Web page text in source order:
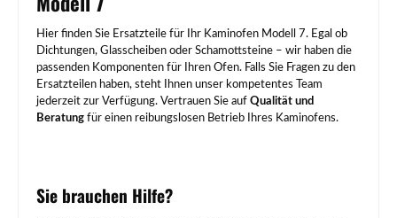
Hier finden Sie Ersatzteile für Ihr Kaminofen Modell 7. Egal ob
Dichtungen, Glasscheiben oder Schamottsteine – wir haben die
passenden Komponenten für Ihren Ofen. Falls Sie Fragen zu den
Ersatzteilen haben, steht Ihnen unser kompetentes Team
jederzeit zur Verfügung. Vertrauen Sie auf Qualität und
Beratung für einen reibungslosen Betrieb Ihres Kaminofens.
Sie brauchen Hilfe?